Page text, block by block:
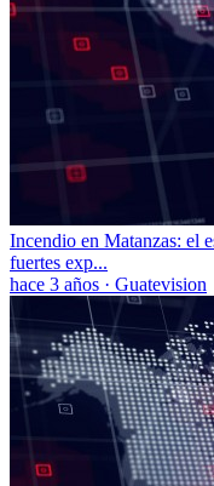
Incendio en Matanzas: el
fuertes exp...
hace 3 años · Guatevision